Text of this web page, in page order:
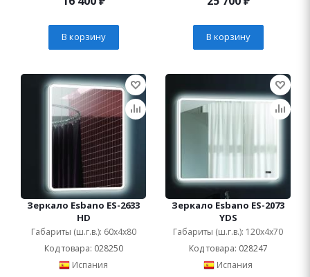
В корзину В корзину
Зеркало Esbano ES-2633
HD
Габариты (ш.г.в.): 60x4x80
Код товара: 028250
Испания
Зеркало Esbano ES-2073
YDS
Габариты (ш.г.в.): 120x4x70
Код товара: 028247
Испания